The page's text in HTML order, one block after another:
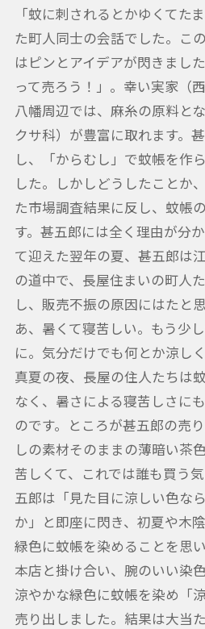
「蚊に刺されるとかゆくてた
た町人同士の会話でした。こ
はピンとアイデアが閃きまし
って売ろう！」。幸い実家（
八幡周辺では、麻糸の原料と
クサ科）が豊富に取れます。
し、「からむし」で蚊帳を作
した。しかしどうしたことか
た市場調査結果に反し、蚊帳
す。甚五郎には全く理由が分
て迎えた翌年の夏、甚五郎は
の道中で、長屋住まいの町人
し、販売不振の原因にはたと
あ、暑くて寝苦しい。もう少
に。気分だけでも何とか涼し
真夏の夜、長屋の住人たちは
なく、暑さによる寝苦しさに
のです。ところが甚五郎の売
しの素材そのままの薄暗い茶
苦しくて、これでは誰も買う
五郎は「見た目に涼しい色な
か」と即座に閃き、初夏や木
緑色に蚊帳を染めることを思
本店と掛け合い、腕のいい染
涼やかな緑色に蚊帳を染め「
売り出しました。結果は大当